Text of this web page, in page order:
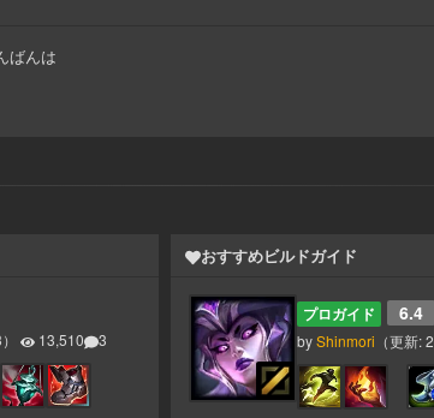
ばんは
） 13,510 3
おすすめビルドガイド
プロガイド 6.4
byShinmori （更新: